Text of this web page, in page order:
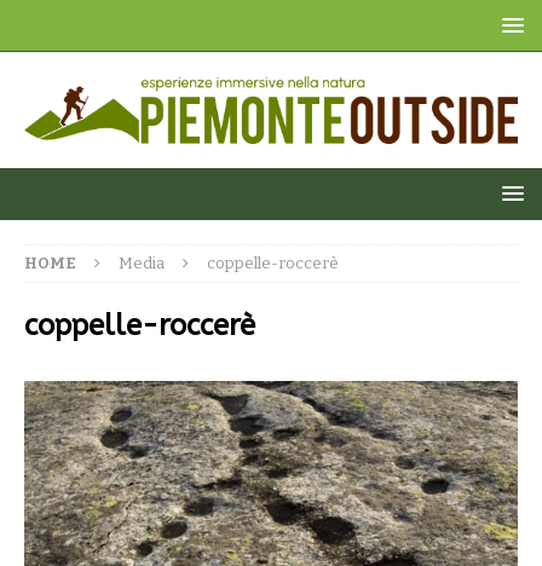
HOME Media coppelle-roccerè
coppelle-roccerè